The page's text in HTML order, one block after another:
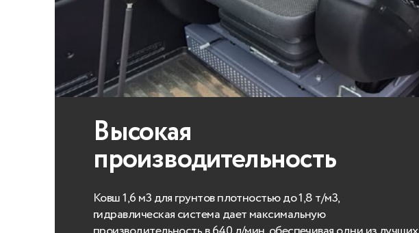
Высокая
производительность
Ковш 1,6 м3 для грунтов плотностью до 1,8 т/м3,
гидравлическая система дает максимальную